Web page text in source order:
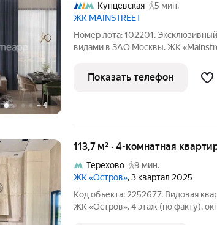
+4
Кунцевская
5 мин.
ЖК MAINSTREET
Номер лота: 102201.
видами в ЗАО Москвы. ЖК
шикарное лобби). - 143,1 метра. -
Видовой на 3
Показать телефон
113,7 м² · 4-комнатная
Терехово
9 мин.
ЖК «Остров», 3 квартал 2025
Код объекта: 2252677. Видовая
ЖК «Остров». 4 этаж (по факту),